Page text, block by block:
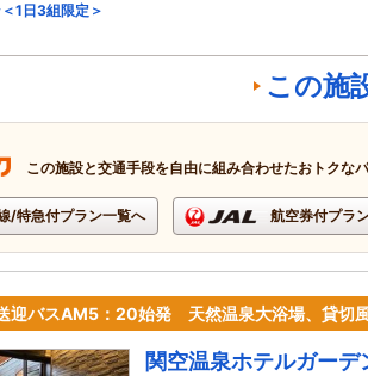
1日3組限定＞
この施
この施設と交通手段を自由に組み合わせたおトクな
/特急付プラン一覧へ 航空券付プラ
迎バスAM5：20始発 天然温泉大浴場、貸切
関空温泉ホテルガーデ